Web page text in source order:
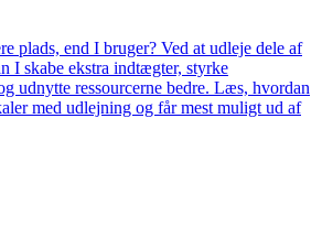
plads, end I bruger? Ved at udleje dele af
I skabe ekstra indtægter, styrke
udnytte ressourcerne bedre. Læs, hvordan
med udlejning og får mest muligt ud af